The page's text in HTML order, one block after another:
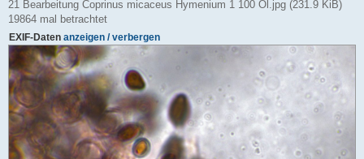
21 Bearbeitung Coprinus micaceus Hymenium 1 100 Öl.jpg (231.9 KiB)
19864 mal betrachtet
EXIF-Daten anzeigen / verbergen